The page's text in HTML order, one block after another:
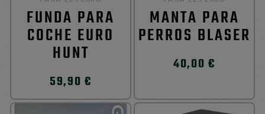
FUNDA PARA
COCHE EURO
HUNT
59,90 €
MANTA PARA
PERROS BLASER
40,00 €